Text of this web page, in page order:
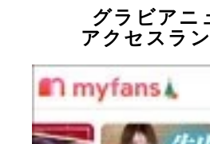
グラビアニ
アクセスラ